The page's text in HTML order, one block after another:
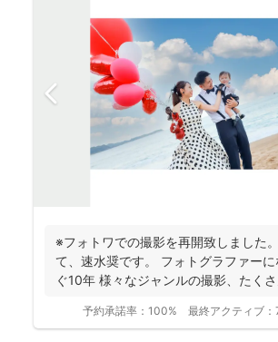
※フォトワでの撮影を再開致しました
て、速水奨です。 フォトグラファー
ぐ10年 様々なジャンルの撮影、たく
予約承諾率： 100% 最終アクティブ：